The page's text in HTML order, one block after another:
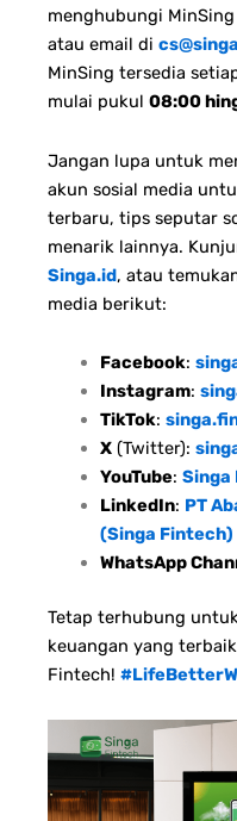
menghubungi
atau email di
MinSing tersedia
mulai pukul 08:00
Jangan lupa untuk
akun sosial media
terbaru, tips seputar
menarik lainnya.
Singa.id, atau
media berikut:
Facebook:
Instagram:
TikTok:
X(Twitter):
YouTube: Singa
LinkedIn: PT
(Singa Fintech)
WhatsApp
Tetap terhubung
keuangan yang
Fintech!